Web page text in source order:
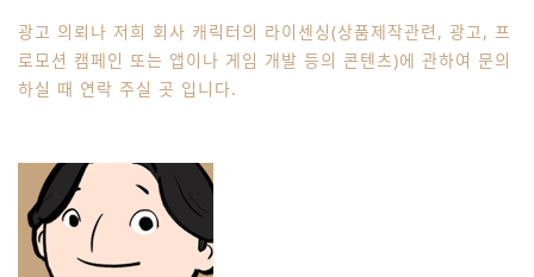
광고 의뢰나 저희 회사 캐릭터의 라이센싱(상품제작관련, 광고, 프
로모션 캠페인 또는 앱이나 게임 개발 등의 콘텐츠)에 관하여 문의
하실 때 연락 주실 곳 입니다.